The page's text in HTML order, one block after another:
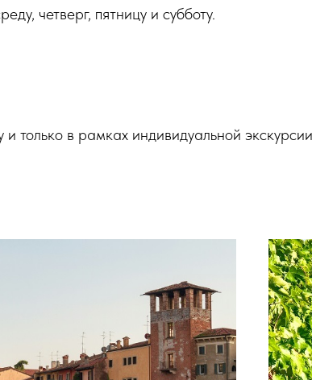
четверг, пятницу и субботу.
только в рамках индивидуальной